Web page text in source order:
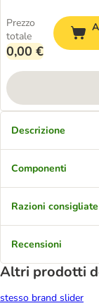
Prezzo
totale
0,00 €
Descrizione
Componenti
Razioni consigliate
Recensioni
Altri prodotti
stesso brand slider